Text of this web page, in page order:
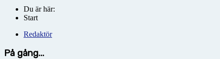
Du är här:
Start
Redaktör
På gång...